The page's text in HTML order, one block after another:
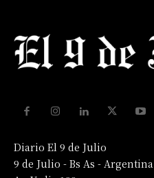
Diario El 9 de Julio
9 de Julio - Bs As - Argentina